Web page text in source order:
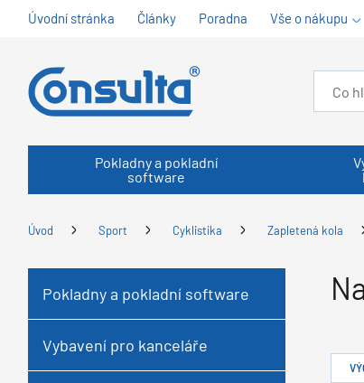
Úvodní stránka Články Poradna Vše o nákupu
Pokladny a pokladní
software
Úvod Sport Cyklistika Zapletená kola
Pokladny a pokladní software
Vybavení pro kanceláře